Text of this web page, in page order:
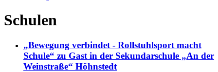
Schulen
„Bewegung verbindet - Rollstuhlsport macht
Schule“ zu Gast in der Sekundarschule „An der
Weinstraße“ Höhnstedt